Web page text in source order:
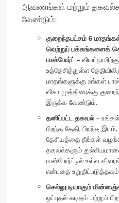
ஆவணங்கள் மற்றும்
வேண்டும்:
குறைந்தபட்சம் 6 மாதங்கள்
வெற்றுப் பக்கங்களைக்
பாஸ்போர்ட் –
உத்தேசித்துள்ள
மாதங்களுக்கு உங்கள்
விசா முத்திரைக்கு
இருக்க வேண்டும்.
தனிப்பட்ட தகவல் – உங்கள்
பிறந்த தேதி, பிறந்த
தேசியத்தை நீங்கள்
தகவல்களும்
பாஸ்போர்ட்டில் உள்ள
என்பதை
செல்லுபடியாகும்
ஒப்புதல் கடிதம் மற்றும்